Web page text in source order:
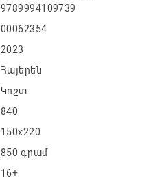
9789994109739
00062354
2023
Հայերեն
Կոշտ
840
150x220
850 գրամ
16+